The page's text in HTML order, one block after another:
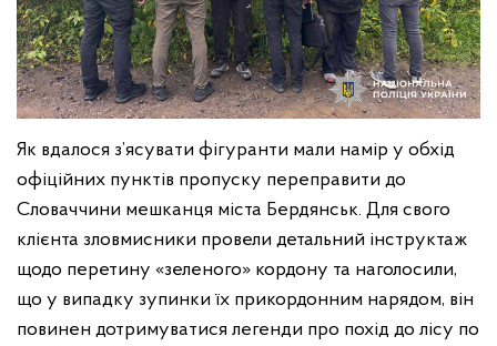
Як вдалося з’ясувати фігуранти мали намір у обхід
офіційних пунктів пропуску переправити до
Словаччини мешканця міста Бердянськ. Для свого
клієнта зловмисники провели детальний інструктаж
щодо перетину «зеленого» кордону та наголосили,
що у випадку зупинки їх прикордонним нарядом, він
повинен дотримуватися легенди про похід до лісу по